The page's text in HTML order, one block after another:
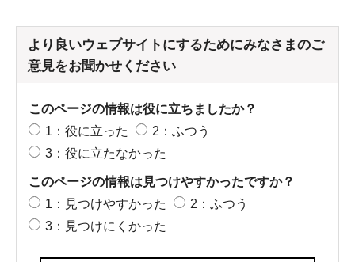
より良いウェブサイトにするためにみなさまのご
意見をお聞かせください
このページの情報は役に立ちましたか？
1：役に立った
2：ふつう
3：役に立たなかった
このページの情報は見つけやすかったですか？
1：見つけやすかった
2：ふつう
3：見つけにくかった